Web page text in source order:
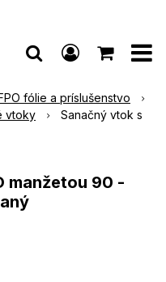
fólie a príslušenstvo
vtoky
Sanačný vtok s
manžetou 90 -